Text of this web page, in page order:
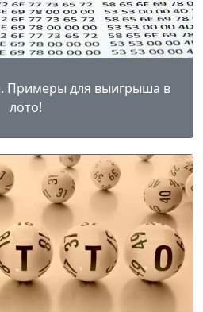
Примеры для выигрыша в
лото!